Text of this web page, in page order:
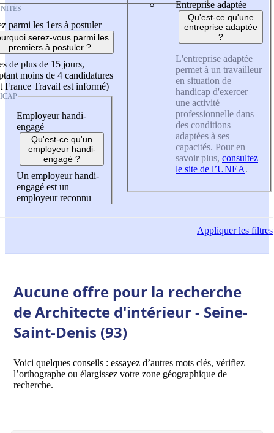
parmi les 1ers à postuler
serez-vous parmi les
premiers à postuler ?
de plus de 15 jours,
moins de 4 candidatures
France Travail est informé)
Employeur handi-
engagé
Qu'est-ce qu'un
employeur handi-
engagé ?
Un employeur handi-
engagé est un
employeur reconnu
Entreprise adaptée
Qu'est-ce qu'une
entreprise adaptée
?
L'entreprise adaptée
permet à un travailleur
en situation de
handicap d'exercer
une activité
professionnelle dans
des conditions
adaptées à ses
capacités. Pour en
savoir plus, consultez
le site de l’UNEA.
Appliquerles filtres
Aucune offre pour la recherche
de Architecte d'intérieur - Seine-
Saint-Denis (93)
Voici quelques conseils : essayez d’autres mots clés, vérifiez
l’orthographe ou élargissez votre zone géographique de
recherche.